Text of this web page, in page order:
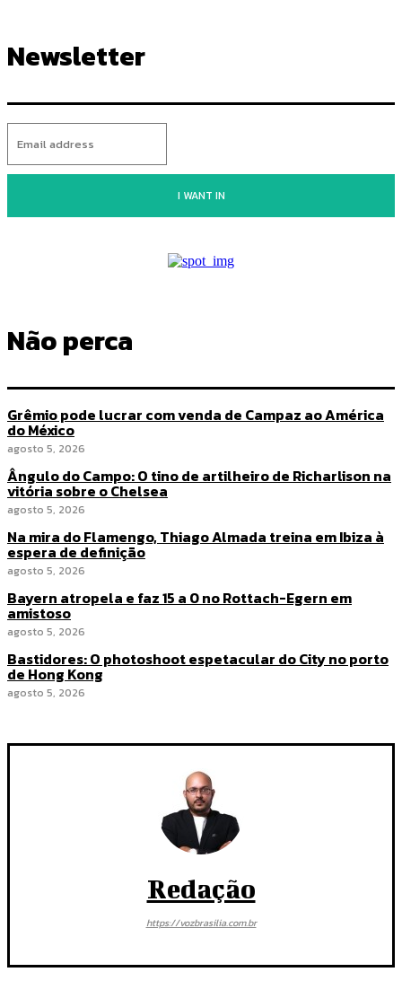
Newsletter
I WANT IN
Não perca
Grêmio pode lucrar com venda de Campaz ao América
do México
agosto 5, 2026
Ângulo do Campo: O tino de artilheiro de Richarlison na
vitória sobre o Chelsea
agosto 5, 2026
Na mira do Flamengo, Thiago Almada treina em Ibiza à
espera de definição
agosto 5, 2026
Bayern atropela e faz 15 a 0 no Rottach-Egern em
amistoso
agosto 5, 2026
Bastidores: O photoshoot espetacular do City no porto
de Hong Kong
agosto 5, 2026
Redação
https://vozbrasilia.com.br